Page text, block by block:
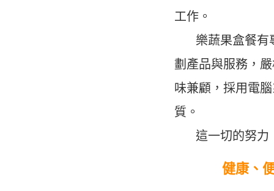
工作。
樂蔬果盒餐有專
劃產品與服務，
味兼顧，採用電
質。
這一切的努力
健康、